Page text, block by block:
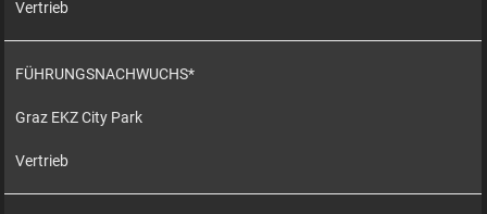
Vertrieb
FÜHRUNGSNACHWUCHS*
Graz EKZ City Park
Vertrieb